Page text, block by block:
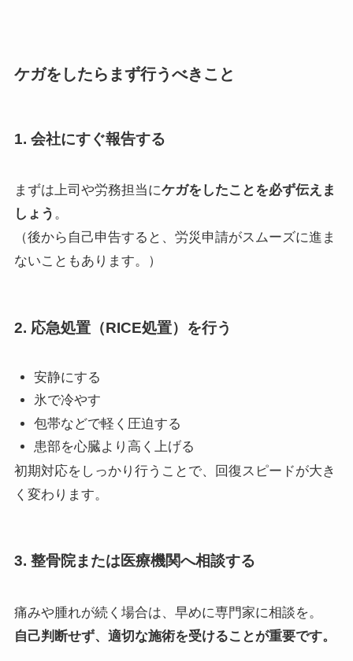
ケガをしたらまず行うべきこと
1. 会社にすぐ報告する
まずは上司や労務担当にケガをしたことを必ず伝えま
しょう 。
（後から自己申告すると、労災申請がスムーズに進ま
ないこともあります。）
2. 応急処置（RICE処置）を行う
安静にする
氷で冷やす
包帯などで軽く圧迫する
患部を心臓より高く上げる
初期対応をしっかり行うことで、回復スピードが大き
く変わります。
3. 整骨院または医療機関へ相談する
痛みや腫れが続く場合は、早めに専門家に相談を。
自己判断せず、適切な施術を受けることが重要です。